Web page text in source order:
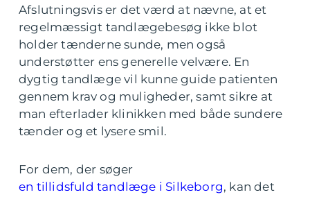
Afslutningsvis er det værd at nævne, at et
regelmæssigt tandlægebesøg ikke blot
holder tænderne sunde, men også
understøtter ens generelle velvære. En
dygtig tandlæge vil kunne guide patienten
gennem krav og muligheder, samt sikre at
man efterlader klinikken med både sundere
tænder og et lysere smil.
For dem, der søger
en tillidsfuld tandlæge i Silkeborg, kan det